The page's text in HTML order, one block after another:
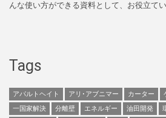
んな使い方ができる資料として、お役立て
Tags
アパルトヘイト アリ･アブニマー カーター
一国家解決
分離壁 エネルギー 油田開発